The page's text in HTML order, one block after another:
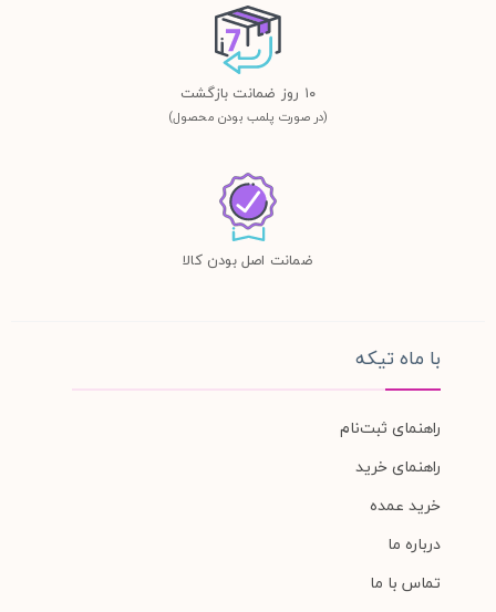
١٠ روز ضمانت بازگشت
(در صورت پلمب بودن محصول)
ضمانت اصل بودن کالا
با ماه تیکه
راهنمای ثبت‌نام
راهنمای خرید
خرید عمده
درباره ما
تماس با ما